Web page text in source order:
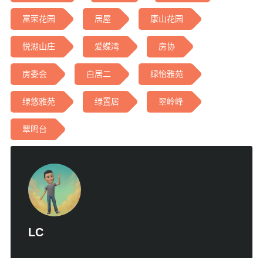
富荣花园 居屋 康山花园
悦湖山庄 爱蝶湾 房协
房委会 白居二 绿怡雅苑
绿悠雅苑 绿置居 翠岭峰
翠鸣台
LC